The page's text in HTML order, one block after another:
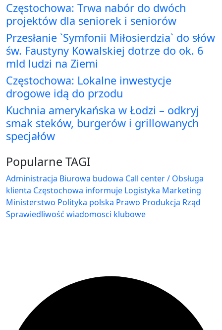
Częstochowa: Trwa nabór do dwóch
projektów dla seniorek i seniorów
Przesłanie `Symfonii Miłosierdzia` do słów
św. Faustyny Kowalskiej dotrze do ok. 6
mld ludzi na Ziemi
Częstochowa: Lokalne inwestycje
drogowe idą do przodu
Kuchnia amerykańska w Łodzi – odkryj
smak steków, burgerów i grillowanych
specjałów
Popularne TAGI
Administracja Biurowa budowa Call center / Obsługa
klienta Częstochowa informuje Logistyka Marketing
Ministerstwo Polityka polska Prawo Produkcja Rząd
Sprawiedliwość wiadomosci klubowe